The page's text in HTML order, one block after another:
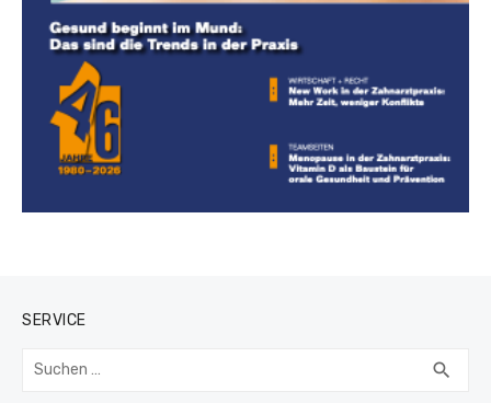
SERVICE
Suchen
search